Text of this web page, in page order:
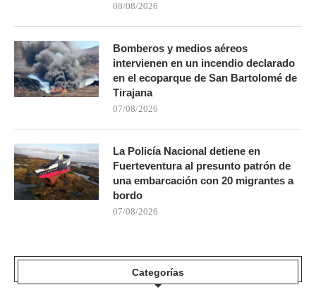
08/08/2026
Bomberos y medios aéreos
intervienen en un incendio declarado
en el ecoparque de San Bartolomé de
Tirajana
07/08/2026
La Policía Nacional detiene en
Fuerteventura al presunto patrón de
una embarcación con 20 migrantes a
bordo
07/08/2026
Categorías